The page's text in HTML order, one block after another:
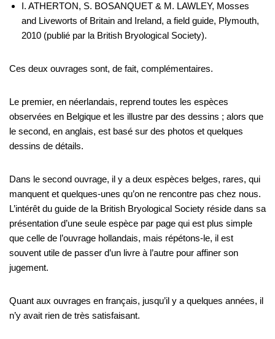
I. ATHERTON, S. BOSANQUET & M. LAWLEY, Mosses
and Liveworts of Britain and Ireland, a field guide, Plymouth,
2010 (publié par la British Bryological Society).
Ces deux ouvrages sont, de fait, complémentaires.
Le premier, en néerlandais, reprend toutes les espèces
observées en Belgique et les illustre par des dessins ; alors que
le second, en anglais, est basé sur des photos et quelques
dessins de détails.
Dans le second ouvrage, il y a deux espèces belges, rares, qui
manquent et quelques-unes qu’on ne rencontre pas chez nous.
L’intérêt du guide de la British Bryological Society réside dans sa
présentation d’une seule espèce par page qui est plus simple
que celle de l’ouvrage hollandais, mais répétons-le, il est
souvent utile de passer d’un livre à l’autre pour affiner son
jugement.
Quant aux ouvrages en français, jusqu’il y a quelques années, il
n’y avait rien de très satisfaisant.